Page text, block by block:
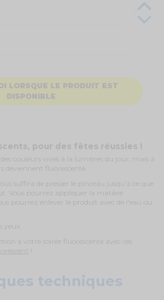
LORSQUE LE PRODUIT EST
DISPONIBLE
pour des fêtes réussies !
des couleurs vives à la lumières du jour, mais à
deviennent fluorescente.
suffira de presser le pinceau jusqu'à ce que
Vous pourrez appliquer la matière
pourrez enlever le produit avec de l'eau ou
à votre soirée fluorescente avec ces
techniques